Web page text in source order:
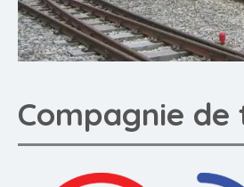
Compagnie